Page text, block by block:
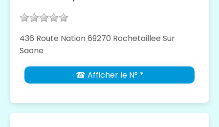
436 Route Nation 69270 Rochetaillee Sur
Saone
☎ Afficher le N° *